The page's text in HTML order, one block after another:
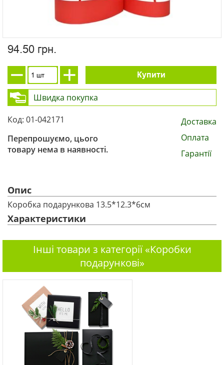
94.50 грн.
Купити
Швидка покупка
Код: 01-042171
Перепрошуємо, цього
товару нема в наявності.
Доставка
Оплата
Гарантії
Опис
Коробка подарункова 13.5*12.3*6см
Характеристики
Інші товари з категорії «Коробки
подарункові»